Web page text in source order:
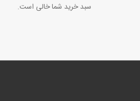
سبد خرید شما خالی است.